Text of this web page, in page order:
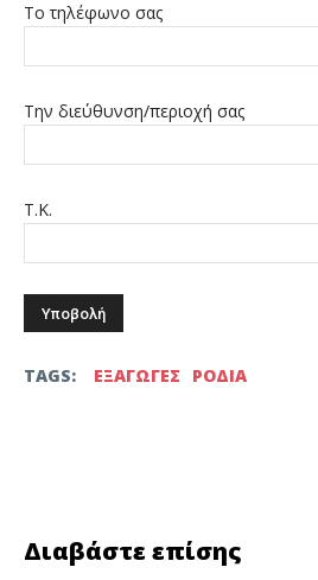
Το τηλέφωνο σας
Την διεύθυνση/περιοχή σας
Τ.Κ.
TAGS: ΕΞΑΓΩΓΕΣ ΡΟΔΙΑ
Διαβάστε επίσης